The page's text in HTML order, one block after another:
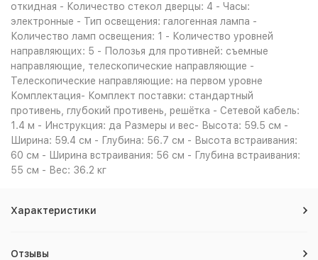
откидная - Количество стекол дверцы: 4 - Часы:
электронные - Тип освещения: галогенная лампа -
Количество ламп освещения: 1 - Количество уровней
направляющих: 5 - Полозья для противней: съемные
направляющие, телескопические направляющие -
Телескопические направляющие: на первом уровне
Комплектация- Комплект поставки: стандартный
противень, глубокий противень, решётка - Сетевой кабель:
1.4 м - Инструкция: да Размеры и вес- Высота: 59.5 см -
Ширина: 59.4 см - Глубина: 56.7 см - Высота встраивания:
60 см - Ширина встраивания: 56 см - Глубина встраивания:
55 см - Вес: 36.2 кг
Характеристики
Отзывы